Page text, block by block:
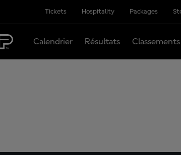
Tickets Hospitality Packages
Calendrier Résultats Classements